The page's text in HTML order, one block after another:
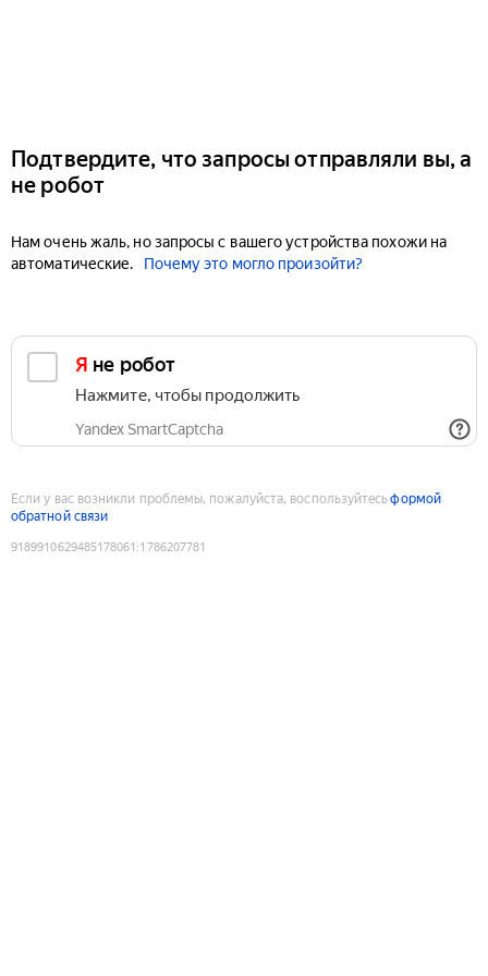
Подтвердите, что запросы отправляли вы, а
не робот
Нам очень жаль, но запросы с вашего устройства похожи на
автоматические.
Почему это могло произойти?
Я не робот
Нажмите, чтобы продолжить
Yandex SmartCaptcha
Если у вас возникли проблемы, пожалуйста, воспользуйтесьформой
обратной связи
9189910629485178061 :1786207781